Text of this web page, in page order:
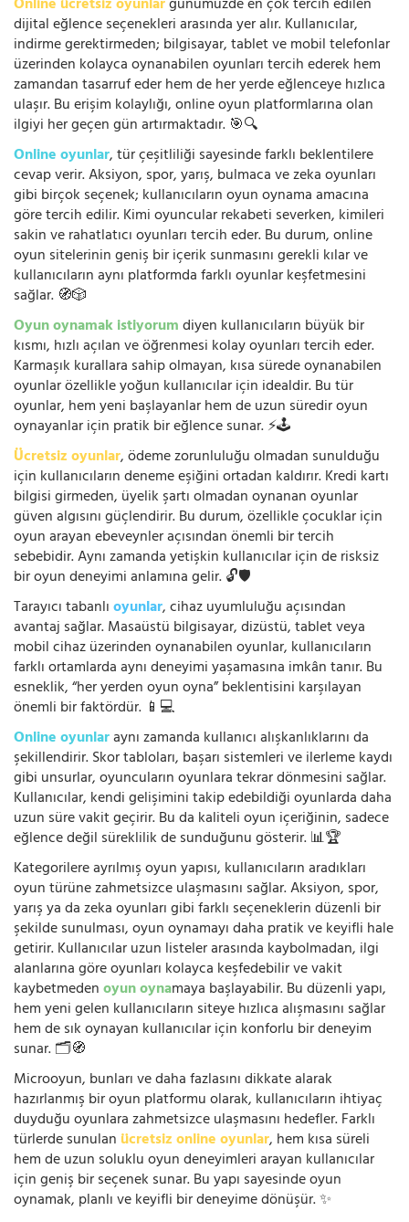
Online ücretsiz oyunlargünümüzde en çok tercih edilen
dijital eğlence seçenekleri arasında yer alır. Kullanıcılar,
indirme gerektirmeden; bilgisayar, tablet ve mobil telefonlar
üzerinden kolayca oynanabilen oyunları tercih ederek hem
zamandan tasarruf eder hem de her yerde eğlenceye hızlıca
ulaşır. Bu erişim kolaylığı, online oyun platformlarına olan
ilgiyi her geçen gün artırmaktadır. 🎯🔍
Online oyunlar, tür çeşitliliği sayesinde farklı beklentilere
cevap verir. Aksiyon, spor, yarış, bulmaca ve zeka oyunları
gibi birçok seçenek; kullanıcıların oyun oynama amacına
göre tercih edilir. Kimi oyuncular rekabeti severken, kimileri
sakin ve rahatlatıcı oyunları tercih eder. Bu durum, online
oyun sitelerinin geniş bir içerik sunmasını gerekli kılar ve
kullanıcıların aynı platformda farklı oyunlar keşfetmesini
sağlar. 🧭🎲
Oyun oynamak istiyorumdiyen kullanıcıların büyük bir
kısmı, hızlı açılan ve öğrenmesi kolay oyunları tercih eder.
Karmaşık kurallara sahip olmayan, kısa sürede oynanabilen
oyunlar özellikle yoğun kullanıcılar için idealdir. Bu tür
oyunlar, hem yeni başlayanlar hem de uzun süredir oyun
oynayanlar için pratik bir eğlence sunar. ⚡🕹️
Ücretsiz oyunlar, ödeme zorunluluğu olmadan sunulduğu
için kullanıcıların deneme eşiğini ortadan kaldırır. Kredi kartı
bilgisi girmeden, üyelik şartı olmadan oynanan oyunlar
güven algısını güçlendirir. Bu durum, özellikle çocuklar için
oyun arayan ebeveynler açısından önemli bir tercih
sebebidir. Aynı zamanda yetişkin kullanıcılar için de risksiz
bir oyun deneyimi anlamına gelir. 🔓🛡️
Tarayıcı tabanlıoyunlar, cihaz uyumluluğu açısından
avantaj sağlar. Masaüstü bilgisayar, dizüstü, tablet veya
mobil cihaz üzerinden oynanabilen oyunlar, kullanıcıların
farklı ortamlarda aynı deneyimi yaşamasına imkân tanır. Bu
esneklik, “her yerden oyun oyna” beklentisini karşılayan
önemli bir faktördür. 📱💻
Online oyunlaraynı zamanda kullanıcı alışkanlıklarını da
şekillendirir. Skor tabloları, başarı sistemleri ve ilerleme kaydı
gibi unsurlar, oyuncuların oyunlara tekrar dönmesini sağlar.
Kullanıcılar, kendi gelişimini takip edebildiği oyunlarda daha
uzun süre vakit geçirir. Bu da kaliteli oyun içeriğinin, sadece
eğlence değil süreklilik de sunduğunu gösterir. 📊🏆
Kategorilere ayrılmış oyun yapısı, kullanıcıların aradıkları
oyun türüne zahmetsizce ulaşmasını sağlar. Aksiyon, spor,
yarış ya da zeka oyunları gibi farklı seçeneklerin düzenli bir
şekilde sunulması, oyun oynamayı daha pratik ve keyifli hale
getirir. Kullanıcılar uzun listeler arasında kaybolmadan, ilgi
alanlarına göre oyunları kolayca keşfedebilir ve vakit
kaybetmedenoyun oynamaya başlayabilir. Bu düzenli yapı,
hem yeni gelen kullanıcıların siteye hızlıca alışmasını sağlar
hem de sık oynayan kullanıcılar için konforlu bir deneyim
sunar. 🗂️🧭
Microoyun, bunları ve daha fazlasını dikkate alarak
hazırlanmış bir oyun platformu olarak, kullanıcıların ihtiyaç
duyduğu oyunlara zahmetsizce ulaşmasını hedefler. Farklı
türlerde sunulan ücretsiz online oyunlar, hem kısa süreli
hem de uzun soluklu oyun deneyimleri arayan kullanıcılar
için geniş bir seçenek sunar. Bu yapı sayesinde oyun
oynamak, planlı ve keyifli bir deneyime dönüşür. ✨